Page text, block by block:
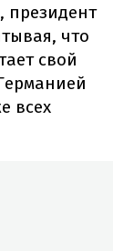
президент
что
свой
всех